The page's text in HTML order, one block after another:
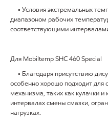
• Условия экстремальных
диапазоном рабочих
соответствующими
Для Mobiltemp SHC 460 Special
• Благодаря присутствию
особенно хорошо подходит для
механизма, таких как кулачки
интервалах смены смазки,
нагрузках.